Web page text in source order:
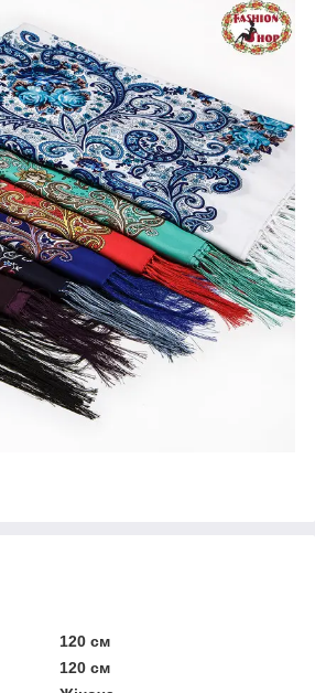
120 см
120 см